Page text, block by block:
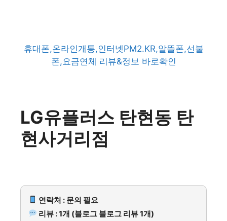
휴대폰,온라인개통,인터넷PM2.KR,알뜰폰,선불
폰,요금연체 리뷰&정보 바로확인
LG유플러스 탄현동 탄
현사거리점
연락처 : 문의 필요
리뷰 : 1개 (블로그 블로그 리뷰 1개)